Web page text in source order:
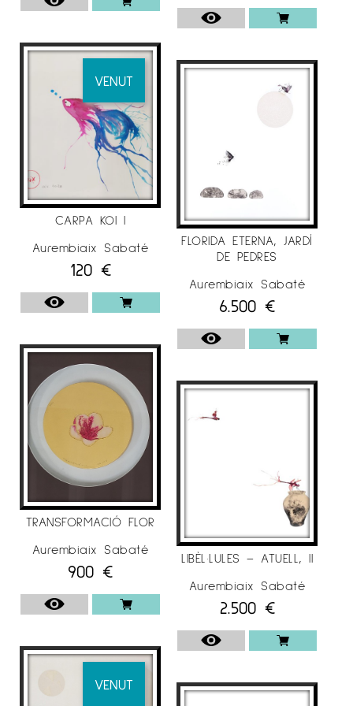
. 2008
–Espai d’ Art del CAATB
d’Aparelladors i Arquitectes Técnics de
Barcelona
Sala Gòticadel Consell Comarcal, del
Solsonès , Solsona
Museu Comarcal de l’ Urgell, Tàrrega
,Lleida
–Sala Coma Estadella
i Arquitectes Técnics de Lleida
EXPOSICIONS COL·LECTIVES
. 2020
– Galeria Espai Cavallers
2018
– Galeria Espai Cavallers
“Art emergent”,
Lleida.
– Galeria Espai Cavallers“Dones d’art”, Lleida.
. 2017/18
-“17/17”exposició itinerant.
VENUT
CARPA KOI I
Aurembiaix Sabaté
120 €
TRANSFORMACIÓ FLOR
Aurembiaix Sabaté
900 €
VENUT
FLORIDA ETERNA, JARDÍ
DE PEDRES
Aurembiaix Sabaté
6.500 €
LIBÈL·LULES – ATUELL, II
Aurembiaix Sabaté
2.500 €